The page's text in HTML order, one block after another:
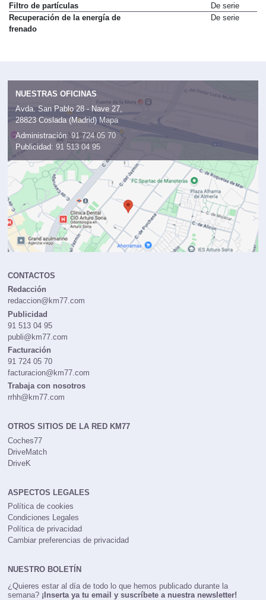
Filtro de partículas
De serie
Recuperación de la energía de
frenado
De serie
NUESTRAS OFICINAS
Avda. San Pablo 28 - Nave 27,
28823 Coslada (Madrid) Mapa
Administración: 91 724 05 70
Publicidad: 91 513 04 95
CONTACTOS
Redacción
redaccion@km77.com
Publicidad
91 513 04 95
publi@km77.com
Facturación
91 724 05 70
facturacion@km77.com
Trabaja con nosotros
rrhh@km77.com
OTROS SITIOS DE LA RED KM77
Coches77
DriveMatch
DriveK
ASPECTOS LEGALES
Política de cookies
Condiciones Legales
Política de privacidad
Cambiar preferencias de privacidad
NUESTRO BOLETÍN
¿Quieres estar al día de todo lo que hemos publicado durante la
semana? ¡Inserta ya tu email y suscríbete a nuestra newsletter!